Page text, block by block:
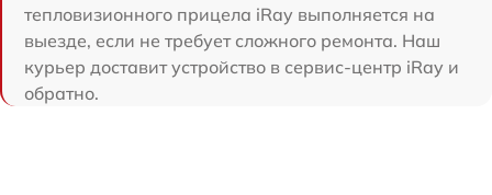
тепловизионного прицела iRay выполняется на
выезде, если не требует сложного ремонта. Наш
курьер доставит устройство в сервис-центр iRay и
обратно.